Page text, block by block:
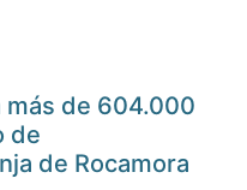
más de 604.000
de
de Rocamora